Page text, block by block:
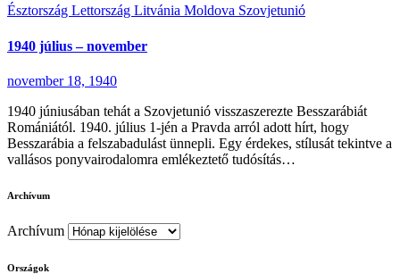
Észtország Lettország Litvánia Moldova Szovjetunió
1940 július – november
november 18, 1940
1940 júniusában tehát a Szovjetunió visszaszerezte Besszarábiát
Romániától. 1940. július 1-jén a Pravda arról adott hírt, hogy
Besszarábia a felszabadulást ünnepli. Egy érdekes, stílusát tekintve a
vallásos ponyvairodalomra emlékeztető tudósítás…
Archívum
Archívum
Országok